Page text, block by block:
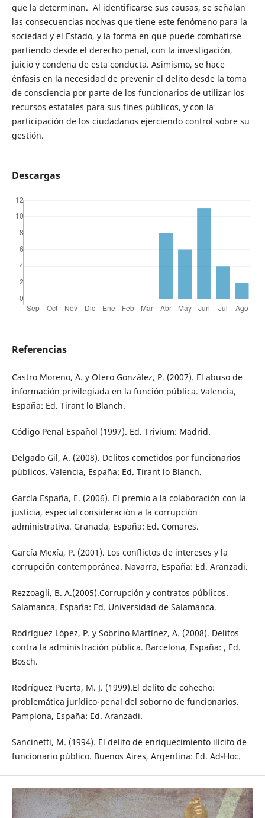
que la determinan. Al identificarse sus causas, se señalan
las consecuencias nocivas que tiene este fenómeno para la
sociedad y el Estado, y la forma en que puede combatirse
partiendo desde el derecho penal, con la investigación,
juicio y condena de esta conducta. Asimismo, se hace
énfasis en la necesidad de prevenir el delito desde la toma
de consciencia por parte de los funcionarios de utilizar los
recursos estatales para sus fines públicos, y con la
participación de los ciudadanos ejerciendo control sobre su
gestión.
Descargas
Referencias
Castro Moreno, A. y Otero González, P. (2007). El abuso de
información privilegiada en la función pública. Valencia,
España: Ed. Tirant lo Blanch.
Código Penal Español (1997). Ed. Trivium: Madrid.
Delgado Gil, A. (2008). Delitos cometidos por funcionarios
públicos. Valencia, España: Ed. Tirant lo Blanch.
García España, E. (2006). El premio a la colaboración con la
justicia, especial consideración a la corrupción
administrativa. Granada, España: Ed. Comares.
García Mexía, P. (2001). Los conflictos de intereses y la
corrupción contemporánea. Navarra, España: Ed. Aranzadi.
Rezzoagli, B. A.(2005).Corrupción y contratos públicos.
Salamanca, España: Ed. Universidad de Salamanca.
Rodríguez López, P. y Sobrino Martínez, A. (2008). Delitos
contra la administración pública. Barcelona, España: , Ed.
Bosch.
Rodríguez Puerta, M. J. (1999).El delito de cohecho:
problemática jurídico-penal del soborno de funcionarios.
Pamplona, España: Ed. Aranzadi.
Sancinetti, M. (1994). El delito de enriquecimiento ilícito de
funcionario público. Buenos Aires, Argentina: Ed. Ad-Hoc.